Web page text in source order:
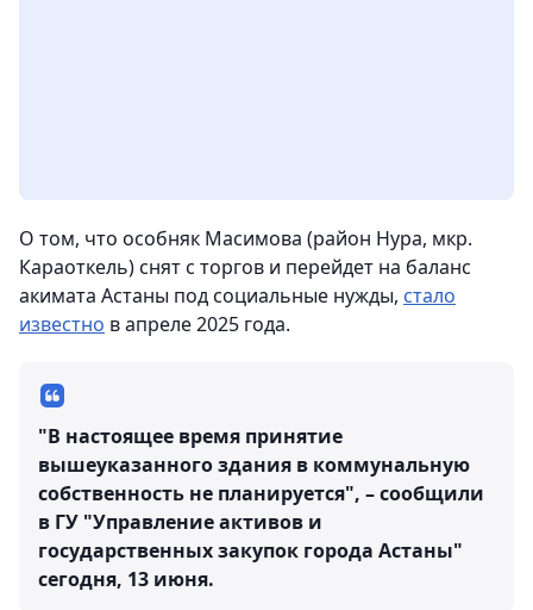
О том, что особняк Масимова (район Нура, мкр.
Караоткель) снят с торгов и перейдет на баланс
акимата Астаны под социальные нужды, стало
известно в апреле 2025 года.
"В настоящее время принятие
вышеуказанного здания в коммунальную
собственность не планируется", – сообщили
в ГУ "Управление активов и
государственных закупок города Астаны"
сегодня, 13 июня.